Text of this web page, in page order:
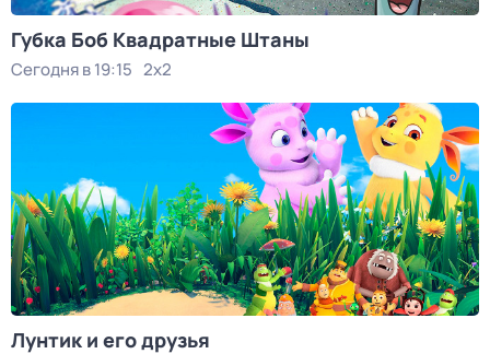
Губка Боб Квадратные Штаны
Сегодня в 19:15 2x2
Лунтик и его друзья